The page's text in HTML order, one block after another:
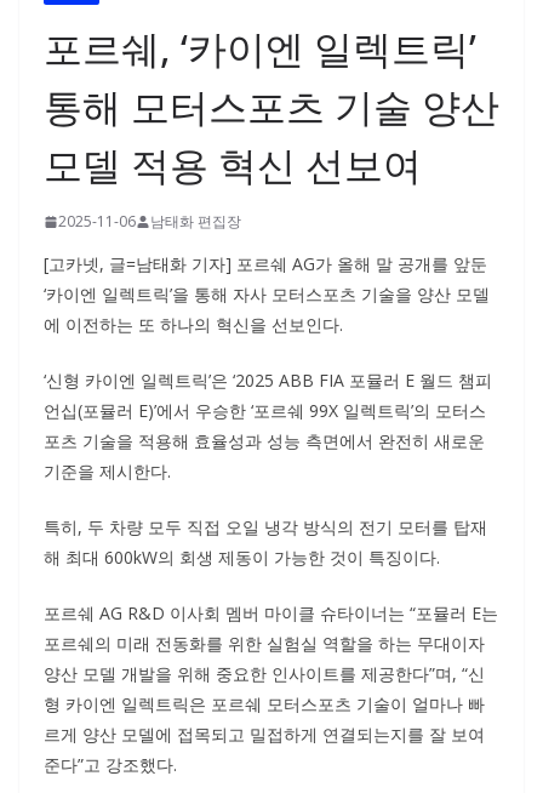
포르쉐, ‘카이엔 일렉트릭’
통해 모터스포츠 기술 양산
모델 적용 혁신 선보여
2025-11-06 남태화 편집장
[고카넷, 글=남태화 기자] 포르쉐 AG가 올해 말 공개를 앞둔
‘카이엔 일렉트릭’을 통해 자사 모터스포츠 기술을 양산 모델
에 이전하는 또 하나의 혁신을 선보인다.
‘신형 카이엔 일렉트릭’은 ‘2025 ABB FIA 포뮬러 E 월드 챔피
언십(포뮬러 E)’에서 우승한 ‘포르쉐 99X 일렉트릭’의 모터스
포츠 기술을 적용해 효율성과 성능 측면에서 완전히 새로운
기준을 제시한다.
특히, 두 차량 모두 직접 오일 냉각 방식의 전기 모터를 탑재
해 최대 600kW의 회생 제동이 가능한 것이 특징이다.
포르쉐 AG R&D 이사회 멤버 마이클 슈타이너는 “포뮬러 E는
포르쉐의 미래 전동화를 위한 실험실 역할을 하는 무대이자
양산 모델 개발을 위해 중요한 인사이트를 제공한다”며, “신
형 카이엔 일렉트릭은 포르쉐 모터스포츠 기술이 얼마나 빠
르게 양산 모델에 접목되고 밀접하게 연결되는지를 잘 보여
준다”고 강조했다.